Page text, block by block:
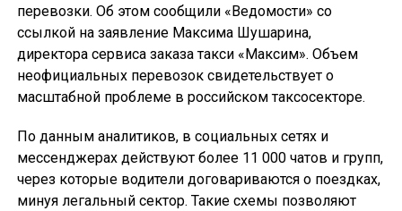
перевозки. Об этом сообщили «Ведомости» со
ссылкой на заявление Максима Шушарина,
директора сервиса заказа такси «Максим». Объем
неофициальных перевозок свидетельствует о
масштабной проблеме в российском таксосекторе.
По данным аналитиков, в социальных сетях и
мессенджерах действуют более 11 000 чатов и групп,
через которые водители договариваются о поездках,
минуя легальный сектор. Такие схемы позволяют